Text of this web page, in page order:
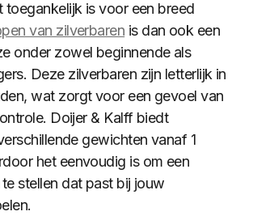
toegankelijk is voor een breed
van zilverbaren is dan ook een
onder zowel beginnende als
Deze zilverbaren zijn letterlijk in
wat zorgt voor een gevoel van
Doijer & Kalff biedt
gewichten vanaf 1
het eenvoudig is om een
stellen dat past bij jouw